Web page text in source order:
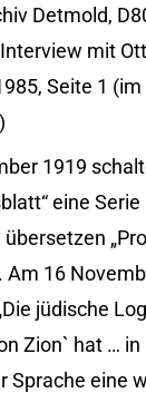
Detmold,
mit
Seite 1
1919
eine
Am 16
jüdische
Zion` hat …
Sprache eine